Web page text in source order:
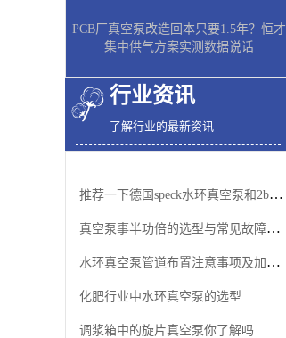
PCB厂真空泵改造回本只要1.5年？恒才
集中供气方案实测数据说话
行业资讯
了解行业的最新资讯
推荐一下德国speck水环真空泵和2bv水环真空泵
真空泵事半功倍的选型与常见故障排除方法
水环真空泵管道布置注意事项及加适量水的原因
化肥行业中水环真空泵的选型
调浆箱中的旋片真空泵你了解吗